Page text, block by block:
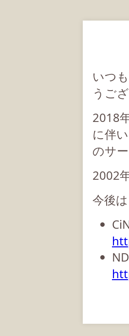
いつ
うご
2018
に伴い
のサ
2002
今後